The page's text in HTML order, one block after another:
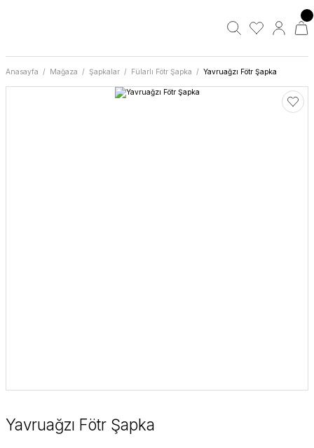
Anasayfa Mağaza Şapkalar Fülarlı Fötr Şapka Yavruağzı Fötr Şapka
Yavruağzı Fötr Şapka